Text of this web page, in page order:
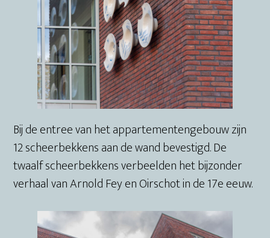
Bij de entree van het appartementengebouw zijn
12 scheerbekkens aan de wand bevestigd. De
twaalf scheerbekkens verbeelden het bijzonder
verhaal van Arnold Fey en Oirschot in de 17e eeuw.